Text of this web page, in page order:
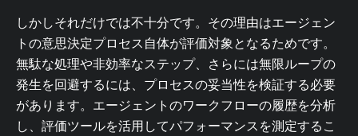
しかしそれだけでは不十分です。その理由はエージェン
トの意思決定プロセス自体が評価対象となるためです。
無駄な処理や非効率なステップ、さらには無限ループの
発生を回避するには、プロセスの妥当性を検証する必要
があります。エージェントのワークフローの履歴を分析
し、評価ツールを活用してパフォーマンスを測定するこ